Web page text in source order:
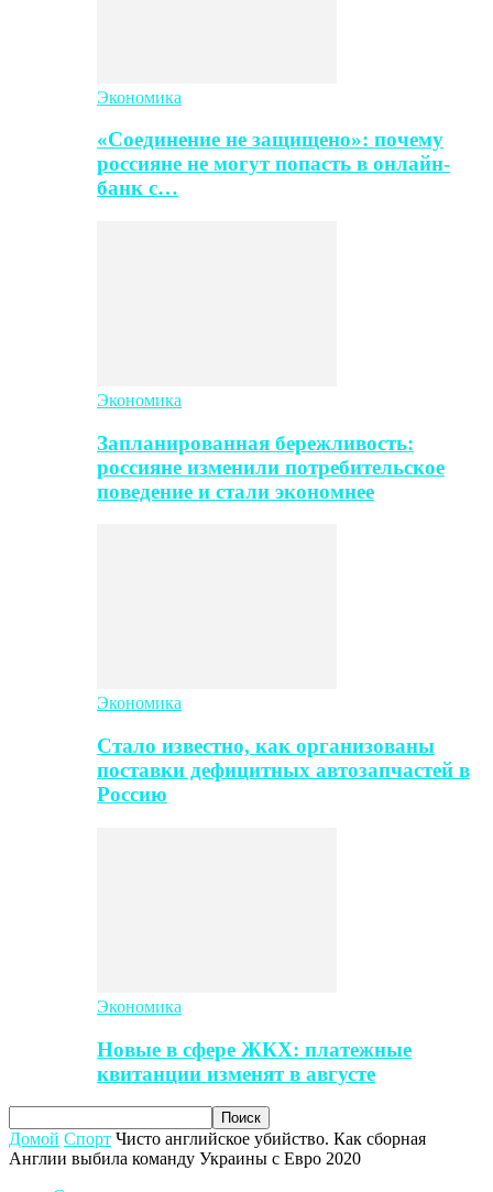
Экономика
«Соединение не защищено»: почему
россияне не могут попасть в онлайн-
банк с…
Экономика
Запланированная бережливость:
россияне изменили потребительское
поведение и стали экономнее
Экономика
Стало известно, как организованы
поставки дефицитных автозапчастей в
Россию
Экономика
Новые в сфере ЖКХ: платежные
квитанции изменят в августе
Домой Спорт Чисто английское убийство. Как сборная
Англии выбила команду Украины с Евро 2020